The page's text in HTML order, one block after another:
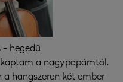
- hegedű
a nagypapámtól.
hangszeren két ember